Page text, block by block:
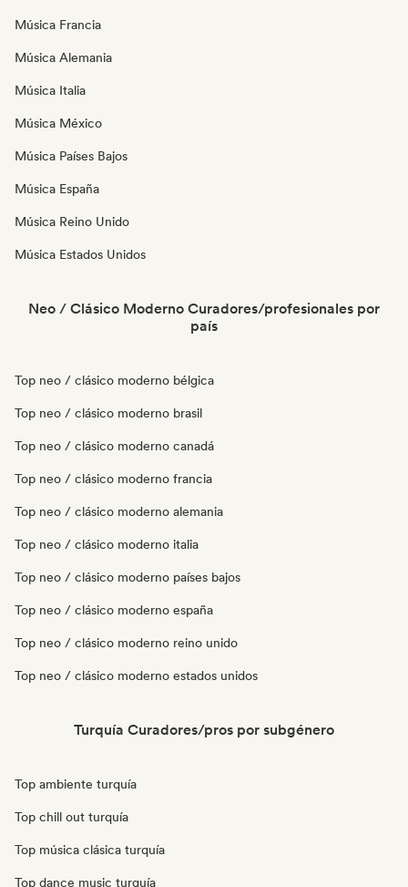
Música Francia
Música Alemania
Música Italia
Música México
Música Países Bajos
Música España
Música Reino Unido
Música Estados Unidos
Neo / Clásico Moderno Curadores/profesionales por
país
Top neo / clásico moderno bélgica
Top neo / clásico moderno brasil
Top neo / clásico moderno canadá
Top neo / clásico moderno francia
Top neo / clásico moderno alemania
Top neo / clásico moderno italia
Top neo / clásico moderno países bajos
Top neo / clásico moderno españa
Top neo / clásico moderno reino unido
Top neo / clásico moderno estados unidos
Turquía Curadores/pros por subgénero
Top ambiente turquía
Top chill out turquía
Top música clásica turquía
Top dance music turquía